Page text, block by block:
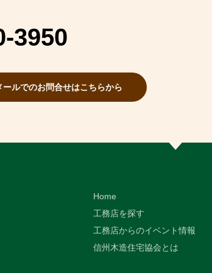
3950
ールでのお問合せはこちらから
Home
工務店を探す
工務店からのイベント情報
信州木造住宅協会とは